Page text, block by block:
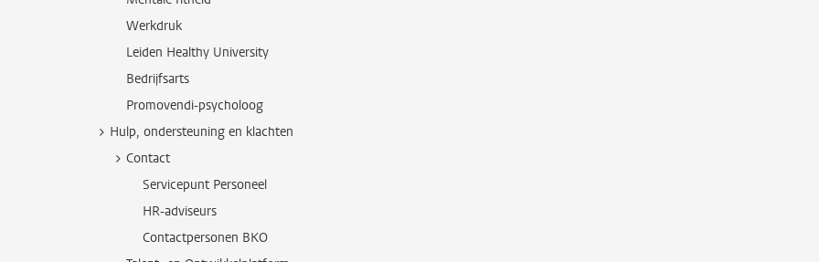
Werkdruk
Leiden Healthy University
Bedrijfsarts
Promovendi-psycholoog
Hulp, ondersteuning en klachten
Contact
Servicepunt Personeel
HR-adviseurs
Contactpersonen BKO